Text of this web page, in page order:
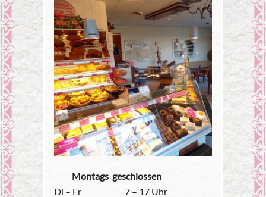
Montags geschlossen
Di – Fr
7 – 17 Uhr